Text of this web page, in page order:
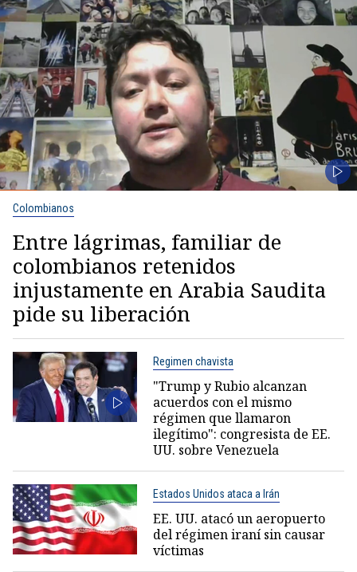
Colombianos
Entre lágrimas, familiar de
colombianos retenidos
injustamente en Arabia Saudita
pide su liberación
Regimen chavista
"Trump y Rubio alcanzan
acuerdos con el mismo
régimen que llamaron
ilegítimo": congresista de EE.
UU. sobre Venezuela
Estados Unidos ataca a Irán
EE. UU. atacó un aeropuerto
del régimen iraní sin causar
víctimas